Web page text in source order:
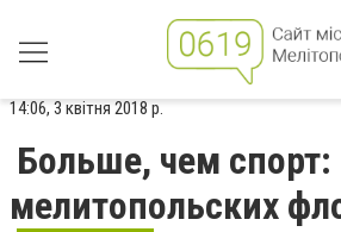
14:06, 3 квітня 2018 р.
Больше, чем спорт:
мелитопольских